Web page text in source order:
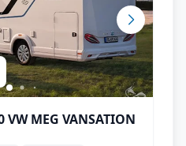
MEG VANSATION